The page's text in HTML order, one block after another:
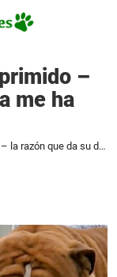
–
me ha
Perrito está siempre deprimido – la razón que da su dueña me ha partido el corazón